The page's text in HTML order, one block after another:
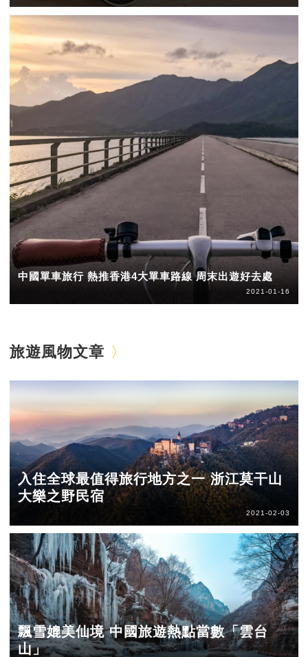
中國單車旅行 熱推香港4大單車路線 周末出遊好去處
2021-01-16
旅遊風物文章
入住全球最值得旅行地方之一 浙江莫干山
大樂之野民宿
2021-02-03
飄雪媲美仙境 中國旅遊熱點當數「雲台
山」